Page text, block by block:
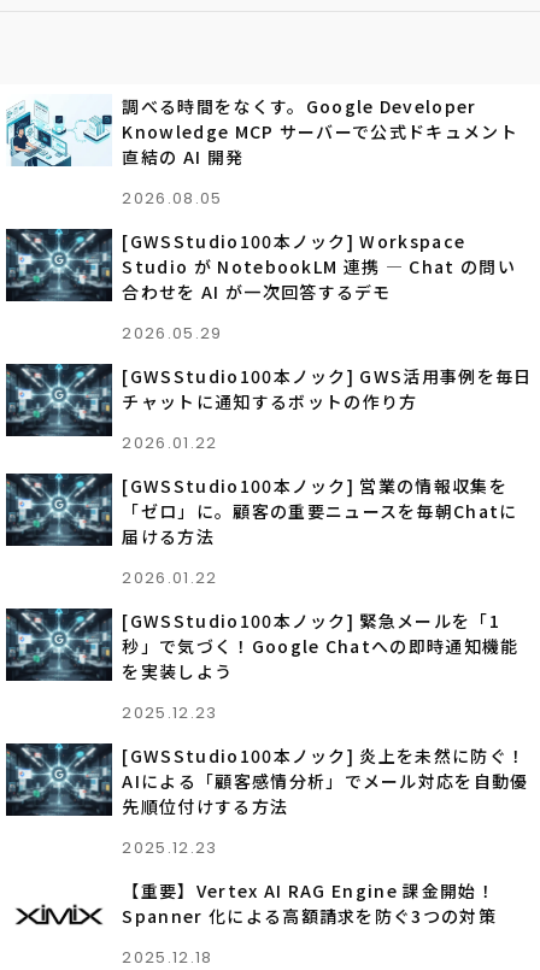
調べる時間をなくす。Google Developer
Knowledge MCP サーバーで公式ドキュメント
直結の AI 開発
2026.08.05
[GWSStudio100本ノック] Workspace
Studio が NotebookLM 連携 ― Chat の問い
合わせを AI が一次回答するデモ
2026.05.29
[GWSStudio100本ノック] GWS活用事例を毎日
チャットに通知するボットの作り方
2026.01.22
[GWSStudio100本ノック] 営業の情報収集を
「ゼロ」に。顧客の重要ニュースを毎朝Chatに
届ける方法
2026.01.22
[GWSStudio100本ノック] 緊急メールを「1
秒」で気づく！Google Chatへの即時通知機能
を実装しよう
2025.12.23
[GWSStudio100本ノック] 炎上を未然に防ぐ！
AIによる「顧客感情分析」でメール対応を自動優
先順位付けする方法
2025.12.23
【重要】Vertex AI RAG Engine 課金開始！
Spanner 化による高額請求を防ぐ3つの対策
2025.12.18